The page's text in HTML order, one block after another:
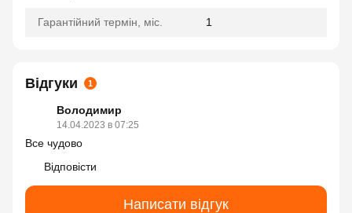
Гарантійний термін, міс. 1
Відгуки 1
Володимир
14.04.2023 в 07:25
Все чудово
Відповісти
Написати відгук